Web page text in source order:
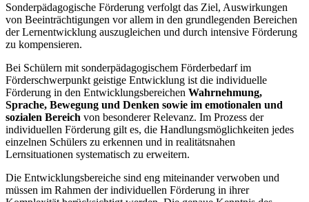
Sonderpädagogische Förderung verfolgt das Ziel, Auswirkungen
von Beeinträchtigungen vor allem in den grundlegenden Bereichen
der Lernentwicklung auszugleichen und durch intensive Förderung
zu kompensieren.
Bei Schülern mit sonderpädagogischem Förderbedarf im
Förderschwerpunkt geistige Entwicklung ist die individuelle
Förderung in den Entwicklungsbereichen Wahrnehmung,
Sprache, Bewegung und Denken sowie im emotionalen und
sozialen Bereich von besonderer Relevanz. Im Prozess der
individuellen Förderung gilt es, die Handlungsmöglichkeiten jedes
einzelnen Schülers zu erkennen und in realitätsnahen
Lernsituationen systematisch zu erweitern.
Die Entwicklungsbereiche sind eng miteinander verwoben und
müssen im Rahmen der individuellen Förderung in ihrer